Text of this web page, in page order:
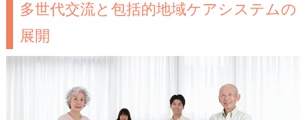
多世代交流と包括的地域ケアシステムの
展開